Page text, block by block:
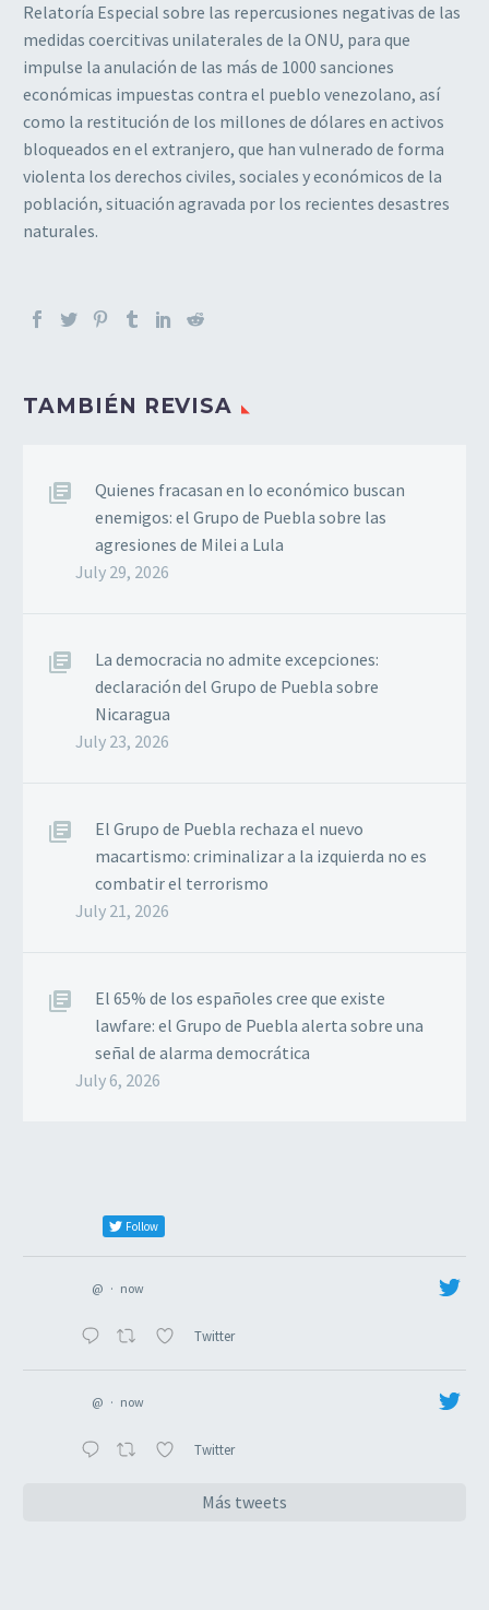
Relatoría Especial sobre las repercusiones negativas de las
medidas coercitivas unilaterales de la ONU, para que
impulse la anulación de las más de 1000 sanciones
económicas impuestas contra el pueblo venezolano, así
como la restitución de los millones de dólares en activos
bloqueados en el extranjero, que han vulnerado de forma
violenta los derechos civiles, sociales y económicos de la
población, situación agravada por los recientes desastres
naturales.
TAMBIÉN REVISA
Quienes fracasan en lo económico buscan
enemigos: el Grupo de Puebla sobre las
agresiones de Milei a Lula
July 29, 2026
La democracia no admite excepciones:
declaración del Grupo de Puebla sobre
Nicaragua
July 23, 2026
El Grupo de Puebla rechaza el nuevo
macartismo: criminalizar a la izquierda no es
combatir el terrorismo
July 21, 2026
El 65% de los españoles cree que existe
lawfare: el Grupo de Puebla alerta sobre una
señal de alarma democrática
July 6, 2026
Follow
@ · now
Twitter
@ · now
Twitter
Más tweets